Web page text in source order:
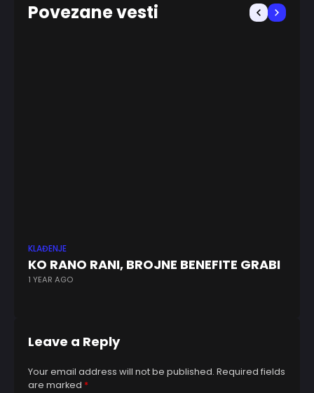
Povezane vesti
KLAĐENJE
KO RANO RANI, BROJNE BENEFITE GRABI
1 YEAR AGO
Leave a Reply
Your email address will not be published. Required fields
are marked *